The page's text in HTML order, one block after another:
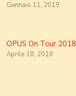
Gennaio 11, 2019
OPUS On Tour 2018
Aprile 18, 2018